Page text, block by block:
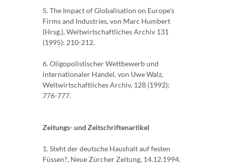
5. The Impact of Globalisation on Europe's
Firms and Industries, von Marc Humbert
(Hrsg.), Weltwirtschaftliches Archiv 131
(1995): 210-212.
6. Oligopolistischer Wettbewerb und
internationaler Handel, von Uwe Walz,
Weltwirtschaftliches Archiv, 128 (1992):
776-777.
Zeitungs- und Zeitschriftenartikel
1. Steht der deutsche Haushalt auf festen
Füssen?, Neue Zürcher Zeitung, 14.12.1994.